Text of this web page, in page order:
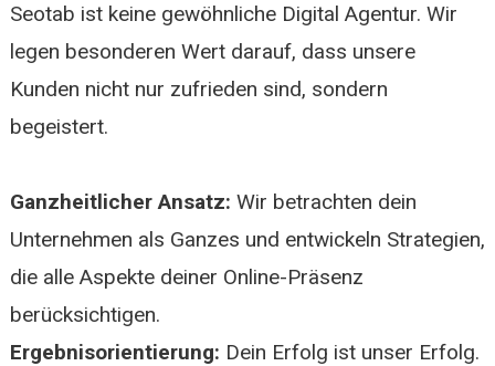
Seotab ist keine gewöhnliche Digital Agentur. Wir
legen besonderen Wert darauf, dass unsere
Kunden nicht nur zufrieden sind, sondern
begeistert.
Ganzheitlicher Ansatz: Wir betrachten dein
Unternehmen als Ganzes und entwickeln Strategien,
die alle Aspekte deiner Online-Präsenz
berücksichtigen.
Ergebnisorientierung: Dein Erfolg ist unser Erfolg.